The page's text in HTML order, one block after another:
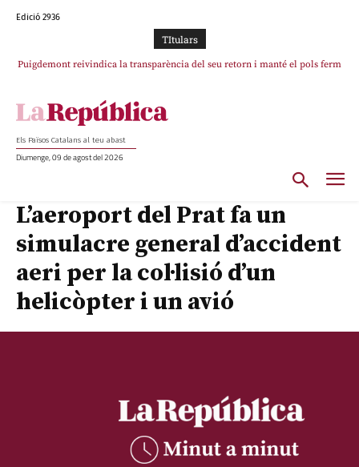
Edició 2936
TItulars
Puigdemont reivindica la transparència del seu retorn i manté el pols ferm
Portugal acusa Espanya de provocar un “efecte crida” massiu per la seva
Els Països Catalans al teu abast
Diumenge, 09 de agost del 2026
L’aeroport del Prat fa un
simulacre general d’accident
aeri per la col·lisió d’un
helicòpter i un avió